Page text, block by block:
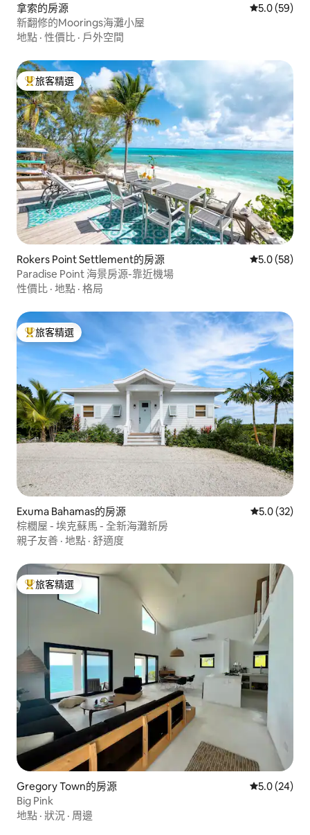
拿索的房源 從 59 則評
5.0 (59)
新翻修的Moorings海灘小屋
地點 · 性價比 · 戶外空間
旅客精選榜首
旅客精選
Rokers Point Settlement的房源 從 58 則評
5.0 (58)
Paradise Point 海景房源-靠近機場
性價比 · 地點 · 格局
旅客精選榜首
旅客精選
Exuma Bahamas的房源 從 32 則評
5.0 (32)
棕櫚屋 - 埃克蘇馬 - 全新海灘新房
親子友善 · 地點 · 舒適度
旅客精選榜首
旅客精選
Gregory Town的房源 從 24 則評
5.0 (24)
Big Pink
地點 · 狀況 · 周邊